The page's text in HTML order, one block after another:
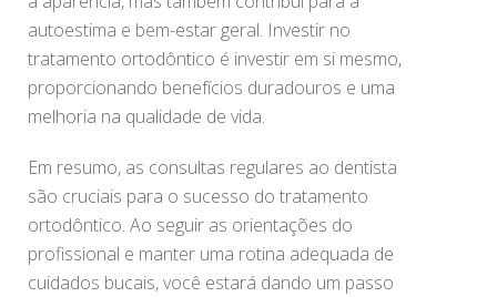
autoestima e bem-estar geral. Investir no
tratamento ortodôntico é investir em si mesmo,
proporcionando benefícios duradouros e uma
melhoria na qualidade de vida.
Em resumo, as consultas regulares ao dentista
são cruciais para o sucesso do tratamento
ortodôntico. Ao seguir as orientações do
profissional e manter uma rotina adequada de
cuidados bucais, você estará dando um passo